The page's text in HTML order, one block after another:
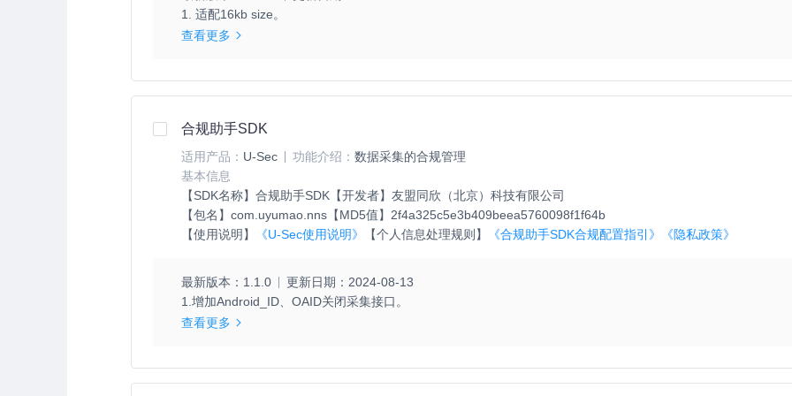
1. 适配16kb size。
查看更多
合规助手SDK
适用产品： U-Sec 功能介绍： 数据采集的合规管理
基本信息
【SDK名称】 合规助手SDK 【开发者】 友盟同欣（北京）科技有限公司
【包名】 com.uyumao.nns 【MD5值】 2f4a325c5e3b409beea5760098f1f64b
【使用说明】
《U-Sec使用说明》 【个人信息处理规则】 《合规助手SDK合规配置指引》 《隐私政策》
最新版本： 1.1.0 更新日期： 2024-08-13
1.增加Android_ID、OAID关闭采集接口。
查看更多